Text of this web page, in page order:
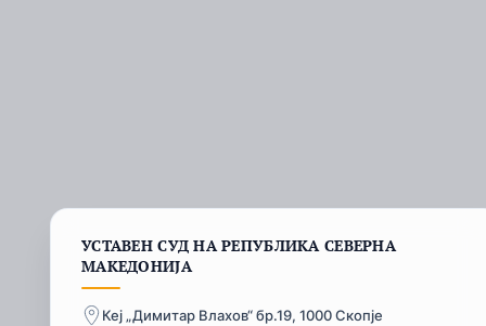
УСТАВЕН СУД НА РЕПУБЛИКА СЕВЕРНА
МАКЕДОНИЈА
Кеј „Димитар Влахов“ бр.19, 1000 Скопје